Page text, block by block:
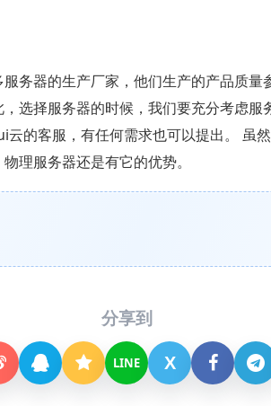
务器的生产厂家，他们生产的产品质
选择服务器的时候，我们要充分考虑
的客服，有任何需求也可以提出。 虽
理服务器还是有它的优势。
分享到
LINE X